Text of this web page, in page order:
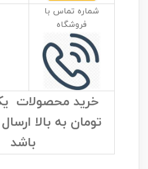
شماره تماس با
فروشگاه
خرید محصولات
تومان به بالا
باشد